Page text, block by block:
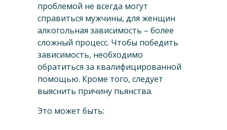
проблемой не всегда могут
справиться мужчины, для женщин
алкогольная зависимость – более
сложный процесс. Чтобы победить
зависимость, необходимо
обратиться за квалифицированной
помощью. Кроме того, следует
выяснить причину пьянства.
Это может быть: